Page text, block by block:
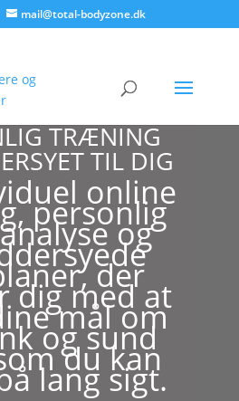
mail@total-bodyzone.dk
TRÆNING
TIL DIG
online
personlig
og
der
dig med at
mål om
og sund
du kan
lang sigt.